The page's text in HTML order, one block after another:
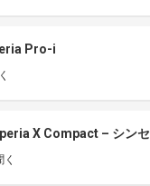
Pro-i
X Compact – シンセ